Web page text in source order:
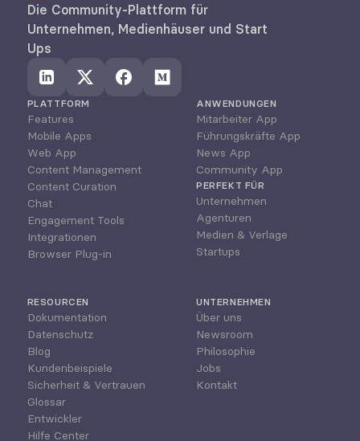
Die Community-Plattform für
Unternehmen, Medienhäuser und Start
Ups
PLATTFORM
Features
Mobile Apps
Web App
Content Management
Content Curation
Chat
Engagement Tools
Integrationen
Browser Plug-in
ANWENDUNGEN
Mitarbeiter App
Führungskräfte App
News App
Community App
PERFEKT FÜR
Unternehmen
Agenturen
Medien & Verlage
Startups
RESOURCEN
Dokumentation
Datenschutz
Blog
Kundenbeispiele
Sicherheit & Vertrauen
Glossar
Entwickler
Hilfe Center
UNTERNEHMEN
Über uns
Newsroom
Philosophie
Jobs
Kontakt